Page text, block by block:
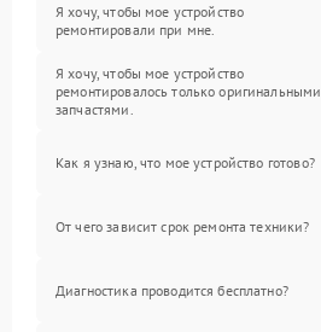
Я хочу, чтобы мое устройство
ремонтировали при мне.
Я хочу, чтобы мое устройство
ремонтировалось только оригинальными
запчастями.
Как я узнаю, что мое устройство готово?
От чего зависит срок ремонта техники?
Диагностика проводится бесплатно?